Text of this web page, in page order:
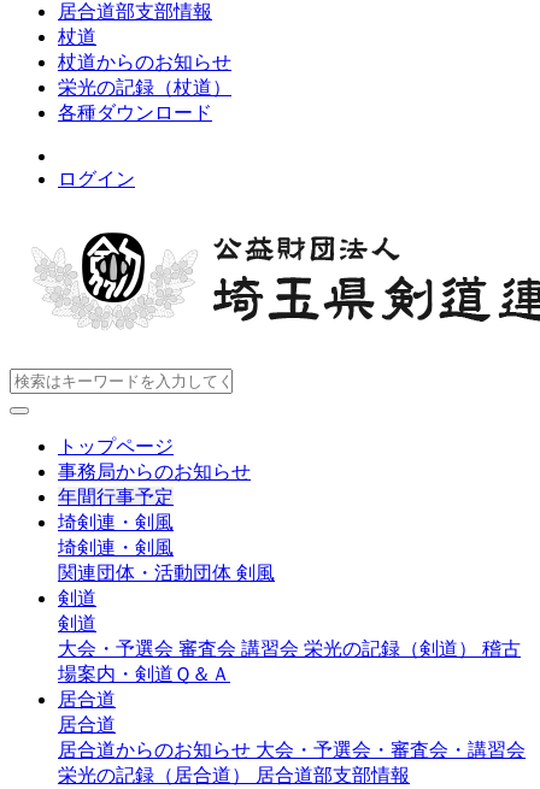
居合道部支部情報
杖道
杖道からのお知らせ
栄光の記録（杖道）
各種ダウンロード
ログイン
トップページ
事務局からのお知らせ
年間行事予定
埼剣連・剣風
埼剣連・剣風
関連団体・活動団体 剣風
剣道
剣道
大会・予選会 審査会 講習会 栄光の記録（剣道） 稽古
場案内・剣道Ｑ＆Ａ
居合道
居合道
居合道からのお知らせ 大会・予選会・審査会・講習会
栄光の記録（居合道）
居合道部支部情報